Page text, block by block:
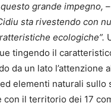
grande impegno,
sta rivestendo con
ecologiche”.
tingendo il
da un lato l’attenzione
elementi naturali sullo
con il territorio dei 17